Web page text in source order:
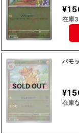
在庫3
SOLD OUT
パモ
在庫